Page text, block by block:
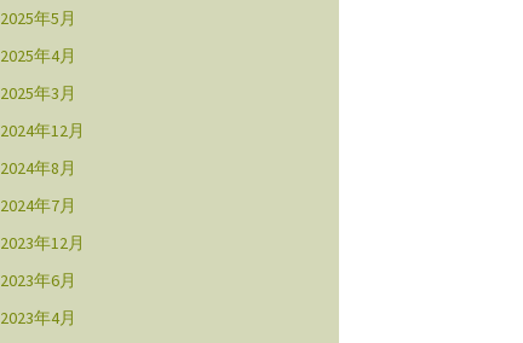
2025年5月
2025年4月
2025年3月
2024年12月
2024年8月
2024年7月
2023年12月
2023年6月
2023年4月